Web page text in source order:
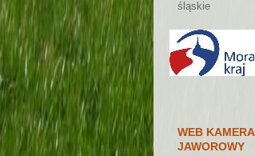
śląskie
WEB KAMERA
JAWOROWY